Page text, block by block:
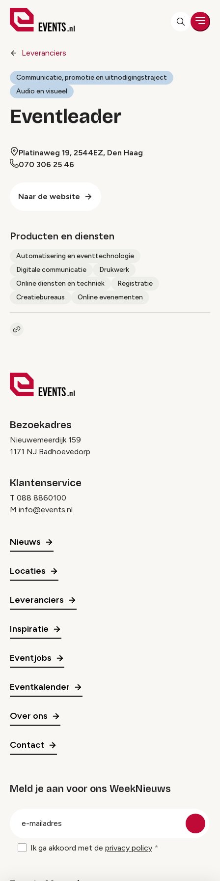
Leveranciers
Communicatie, promotie en uitnodigingstraject
Audio en visueel
Eventleader
Platinaweg 19, 2544EZ, Den Haag
070 306 25 46
Naar de website
Producten en diensten
Automatisering en eventtechnologie
Digitale communicatie
Drukwerk
Online diensten en techniek
Registratie
Creatiebureaus
Online evenementen
Kopieer link naar pagina
Bezoekadres
Nieuwemeerdijk 159
1171 NJ Badhoevedorp
Klantenservice
T 088 8860100
M info@events.nl
Nieuws
Locaties
Leveranciers
Inspiratie
Eventjobs
Eventkalender
Over ons
Contact
Meld je aan voor ons WeekNieuws
Ik ga akkoord met de privacy policy